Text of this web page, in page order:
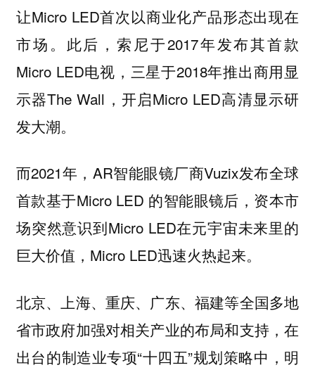
让Micro LED首次以商业化产品形态出现在
市场。此后，索尼于2017年发布其首款
Micro LED电视，三星于2018年推出商用显
示器The Wall，开启Micro LED高清显示研
发大潮。
而2021年，AR智能眼镜厂商Vuzix发布全球
首款基于Micro LED 的智能眼镜后，资本市
场突然意识到Micro LED在元宇宙未来里的
巨大价值，Micro LED迅速火热起来。
北京、上海、重庆、广东、福建等全国多地
省市政府加强对相关产业的布局和支持，在
出台的制造业专项“十四五”规划策略中，明